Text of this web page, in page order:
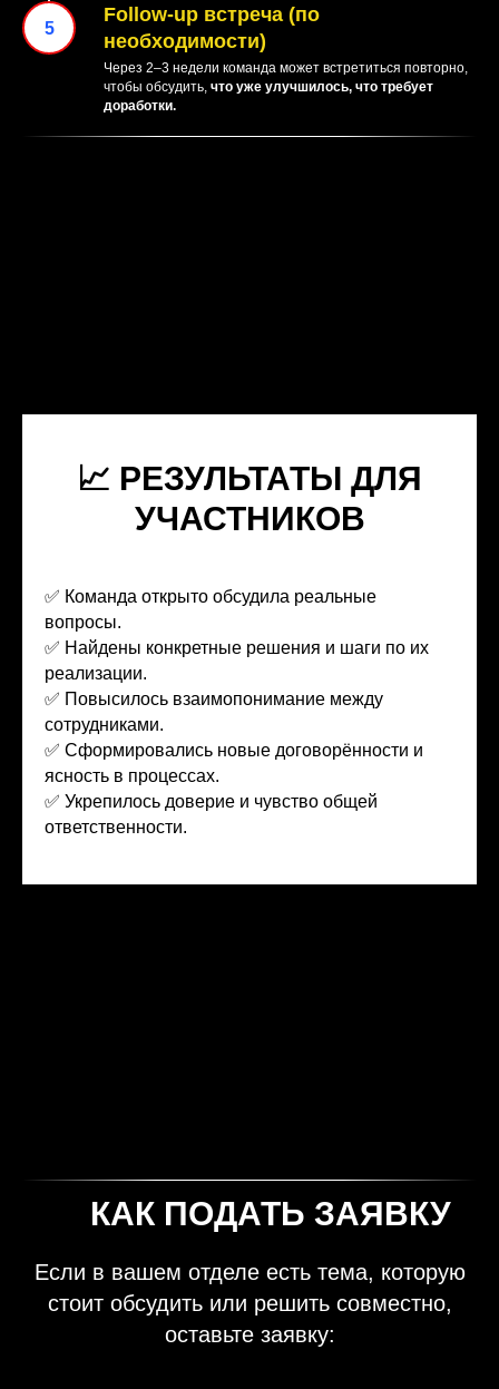
Follow-up встреча (по
необходимости)
Через 2–3 недели команда может встретиться повторно,
чтобы обсудить, что уже улучшилось, что требует
доработки.
📈 РЕЗУЛЬТАТЫ ДЛЯ
УЧАСТНИКОВ
✅ Команда открыто обсудила реальные
вопросы.
✅ Найдены конкретные решения и шаги по их
реализации.
✅ Повысилось взаимопонимание между
сотрудниками.
✅ Сформировались новые договорённости и
ясность в процессах.
✅ Укрепилось доверие и чувство общей
ответственности.
КАК ПОДАТЬ ЗАЯВКУ
Если в вашем отделе есть тема, которую
стоит обсудить или решить совместно,
оставьте заявку: